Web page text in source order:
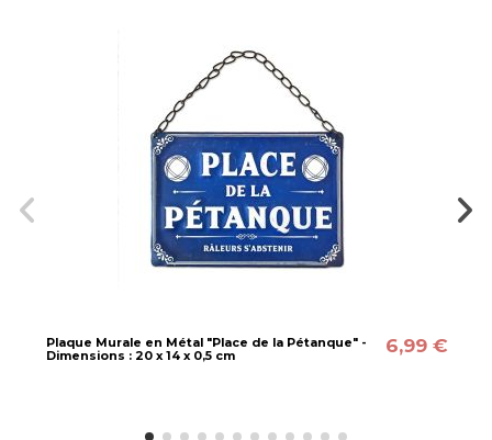
Plaque Murale en Métal "Place de la Pétanque" -
Dimensions : 20 x 14 x 0,5 cm
6,99 €